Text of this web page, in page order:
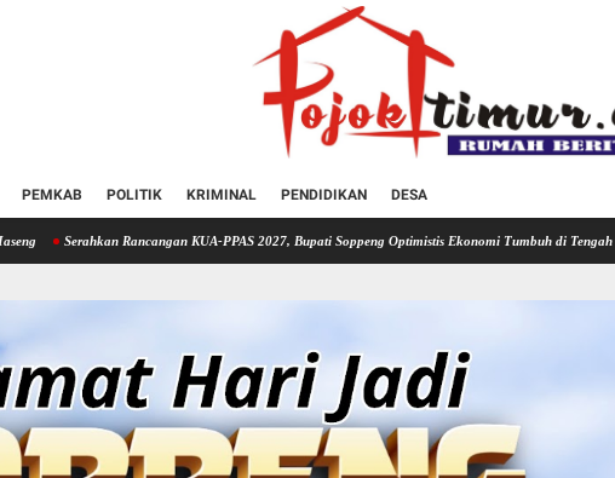
PEMKAB POLITIK KRIMINAL PENDIDIKAN DESA
Rancangan KUA-PPAS 2027, Bupati Soppeng Optimistis Ekonomi Tumbuh di Tengah Tekanan Fiskal